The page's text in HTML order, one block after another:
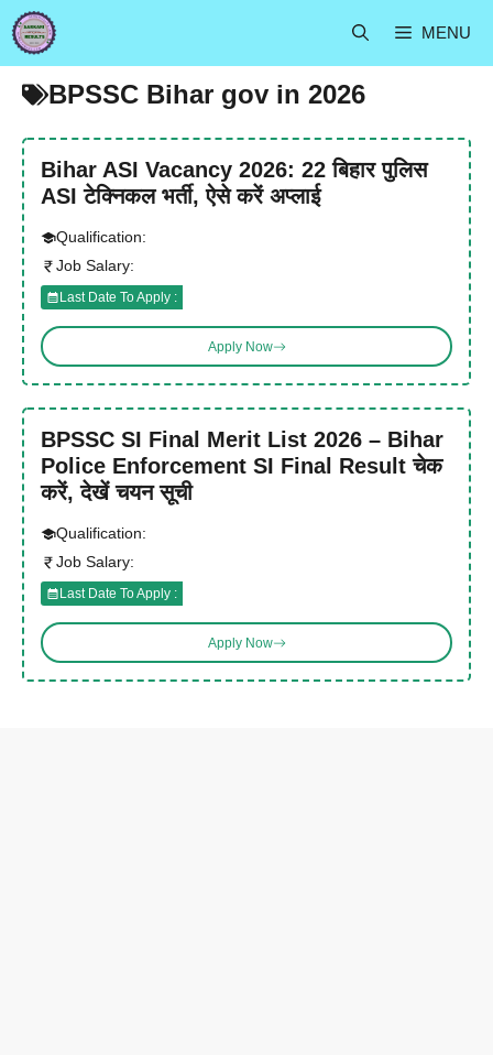
Skip
to
content
MENU
BPSSC Bihar gov in 2026
Bihar ASI Vacancy 2026: 22 बिहार पुलिस
ASI टेक्निकल भर्ती, ऐसे करें अप्लाई
Qualification:
Job Salary:
Last Date To Apply :
Apply Now
BPSSC SI Final Merit List 2026 – Bihar
Police Enforcement SI Final Result चेक
करें, देखें चयन सूची
Qualification:
Job Salary:
Last Date To Apply :
Apply Now